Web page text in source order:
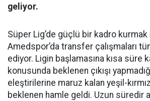
geliyor.
Süper Lig’de güçlü bir kadro
Amedspor’da transfer çalışmaları
ediyor. Ligin başlamasına kısa süre
konusunda beklenen çıkışı
eleştirilerine maruz kalan yeşil-
beklenen hamle geldi. Uzun süredir